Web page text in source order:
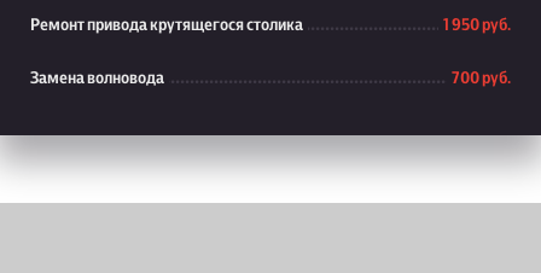
Ремонт привода крутящегося столика 1 950 руб.
Замена волновода 700 руб.